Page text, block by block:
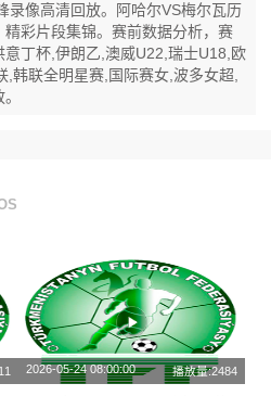
录像高清回放。阿哈尔VS梅尔瓦历
彩片段集锦。赛前数据分析，赛
丁杯,伊朗乙,澳威U22,瑞士U18,欧
,韩联全明星赛,国际赛女,波多女超,
2026-05-24 08:00:00 播放量:2484